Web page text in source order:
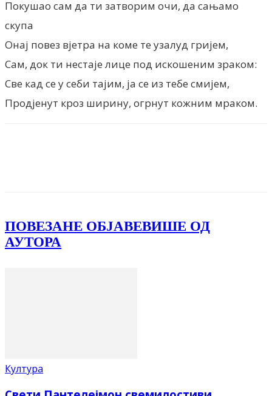
Покушао сам да ти затворим очи, да сањамо
скупа
Онај повез вјетра на коме те узалуд гријем,
Сам, док ти нестаје лице под искошеним зраком:
Све кад се у себи тајим, ја се из тебе смијем,
Продјенут кроз ширину, огрнут кожним мраком.
ПОВЕЗАНЕ ОБЈАВЕВИШЕ ОД
АУТОРА
Култура